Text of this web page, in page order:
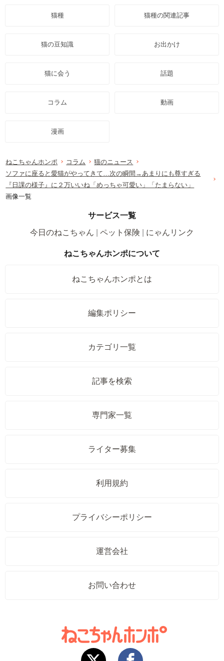
猫種 猫種の関連記事
猫の豆知識 お出かけ
猫に会う 話題
コラム 動画
漫画
ねこちゃんホンポ コラム
猫のニュース
ソファに座ると愛猫がやってきて…次の瞬間→あまりにも尊すぎる
『日課の様子』に２万いいね「めっちゃ可愛い」「たまらない」
画像一覧
サービス一覧
今日のねこちゃん
ペット保険 にゃんリンク
ねこちゃんホンポについて
ねこちゃんホンポとは
編集ポリシー
カテゴリ一覧
記事を検索
専門家一覧
ライター募集
利用規約
プライバシーポリシー
運営会社
お問い合わせ